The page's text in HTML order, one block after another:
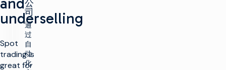
underselling
Spot
trading is
great for
公
司
通
过
自
动
化